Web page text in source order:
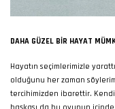
DAHA GÜZEL BIR HAYAT
Hayatın seçimlerimizle
olduğunu her zaman
tercihimizden ibarettir.